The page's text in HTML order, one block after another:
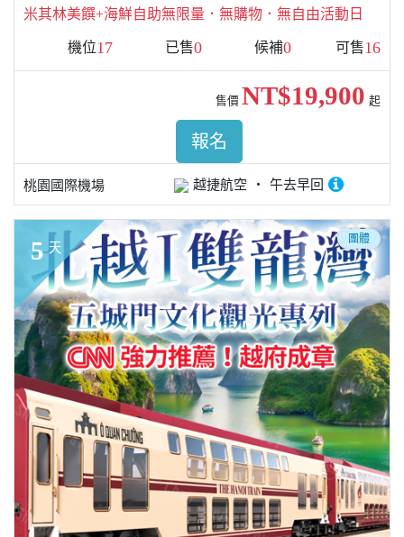
米其林美饌+海鮮自助無限量．無購物．無自由活動日
機位17 已售0 候補0 可售16
桃園國際機場 越捷航空 午去早回
售價 NT$19,900 起
報名
5 天
團體